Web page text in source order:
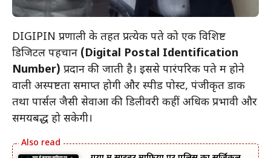
DIGIPIN प्रणाली के तहत प्रत्येक पते को एक विशिष्ट
डिजिटल पहचान (Digital Postal Identification
Number) प्रदान की जाती है। इससे पारंपरिक पते में होने
वाली अस्पष्टता समाप्त होगी और स्पीड पोस्ट, पंजीकृत डाक
तथा पार्सल जैसी सेवाओं की डिलीवरी कहीं अधिक प्रभावी और
समयबद्ध हो सकेगी।